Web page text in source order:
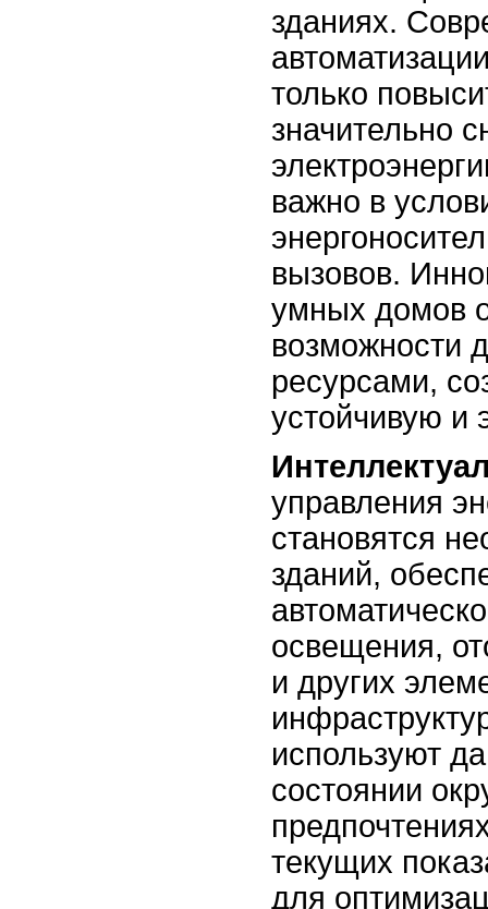
зданиях.
только
значительно
важно в
вызовов.
умных домов
возможности
ресурсами,
устойчивую и
управления
становятся
зданий,
освещения,
и других
используют
состоянии
текущих
для